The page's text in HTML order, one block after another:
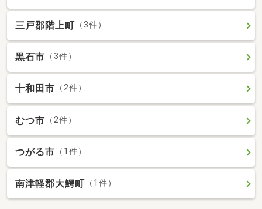
三戸郡階上町 （3件）
黒石市 （3件）
十和田市 （2件）
むつ市 （2件）
つがる市 （1件）
南津軽郡大鰐町 （1件）